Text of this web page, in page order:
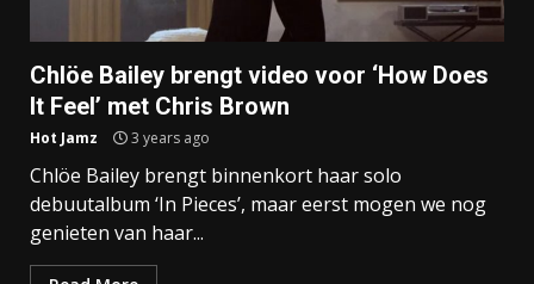
Chlöe Bailey brengt video voor ‘How Does
It Feel’ met Chris Brown
Hot Jamz 3 years ago
Chlöe Bailey brengt binnenkort haar solo
debuutalbum ‘In Pieces’, maar eerst mogen we nog
genieten van haar...